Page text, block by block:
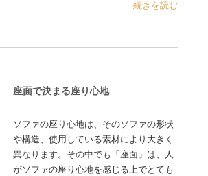
...続きを読む
座面で決まる座り心地
ソファの座り心地は、そのソファの形状
や構造、使用している素材により大きく
異なります。その中でも「座面」は、人
がソファの座り心地を感じる上でとても